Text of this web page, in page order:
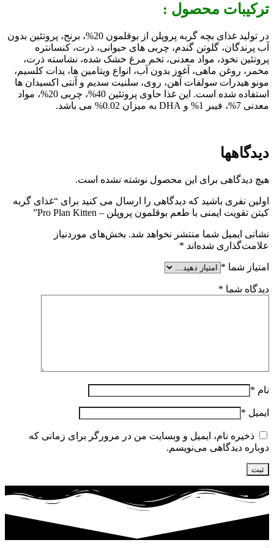
ترکیبات محصول :
در تولید غذای بچه گربه پروپلن از بوقلمون 20%، برنج، پروتئین بدون
آب پرندگان، گلوتن گندم، چربی های حیوانی، ذرت، کنسانتره
پروتئین نخود، مواد معدنی، تخم مرغ خشک شده، نشاسته ذرت،
مخمر، روغن ماهی، آغوز بدون آب، انواع ویتامین ها، یدات کلسیم،
مونو هیدرات سولفات آهن، روی، سلنیت سدیم و آنتی اکسیدان ها
استفاده شده است. این غذا حاوی پروتئین 40%، چربی 20%، مواد
معدنی 7%، فیبر 1% و DHA به میزان 0.02% می باشد.
دیدگاهها
هیچ دیدگاهی برای این محصول نوشته نشده است.
اولین نفری باشید که دیدگاهی را ارسال می کنید برای “غذای گربه
کیتن تقویت ایمنی با طعم بوقلمون پروپلن – Pro Plan Kitten”
نشانی ایمیل شما منتشر نخواهد شد. بخش‌های موردنیاز
علامت‌گذاری شده‌اند *
امتیاز شما *
دیدگاه شما *
نام *
ایمیل *
ذخیره نام، ایمیل و وبسایت من در مرورگر برای زمانی که
دوباره دیدگاهی می‌نویسم.